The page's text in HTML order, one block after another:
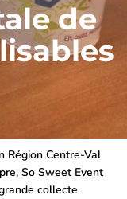
de
Région Centre-Val
So Sweet Event
collecte